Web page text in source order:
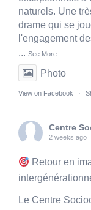
naturels. Une
drame qui se
l'engagement
... See More
Photo
View on Facebook ·
Centre
2 weeks ago
Retour en
Le Centre